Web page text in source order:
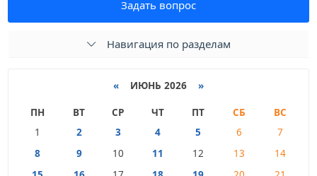
Задать вопрос
Навигация по разделам
«ИЮНЬ 2026 »
ПН ВТ СР ЧТ ПТ СБ
ВС
1
2 3 4 5 6
7
8
9 10 11 12 13
14